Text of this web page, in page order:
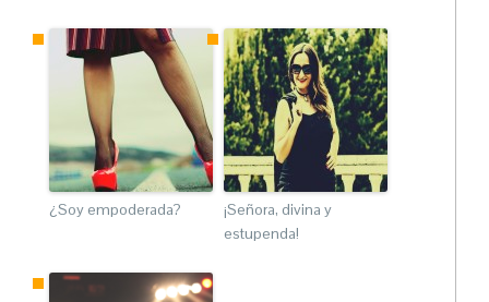
¿Soy empoderada?
¡Señora, divina y
estupenda!